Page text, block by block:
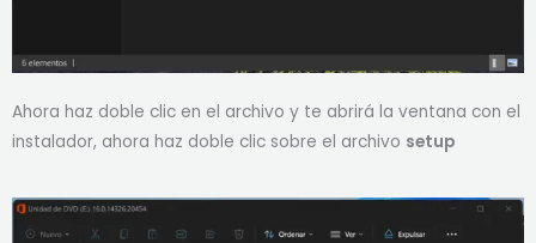
Ahora haz doble clic en el archivo y te abrirá la ventana con el
instalador, ahora haz doble clic sobre el archivo setup